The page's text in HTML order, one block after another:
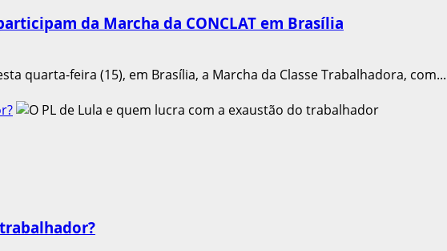
da Marcha da CONCLAT em Brasília
quarta-feira (15), em Brasília, a Marcha da Classe Trabalhadora, com...